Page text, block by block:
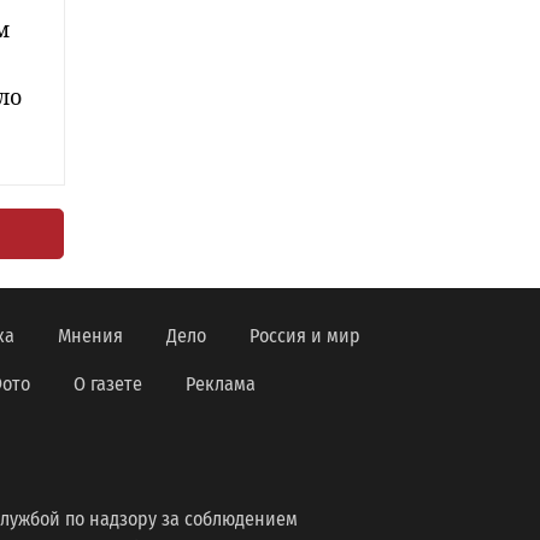
Мнения Дело Россия и мир
О газете Реклама
по надзору за соблюдением